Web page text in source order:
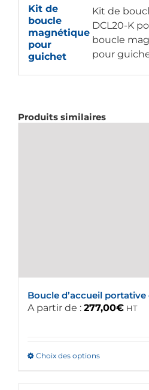
Kit de
boucle
magnétique
pour
guichet
Kit de
DCL20-K
boucle
pour
Produits similaires
Boucle d’accueil portative
A partir de : 277,00€ HT
Choix des optionsCe